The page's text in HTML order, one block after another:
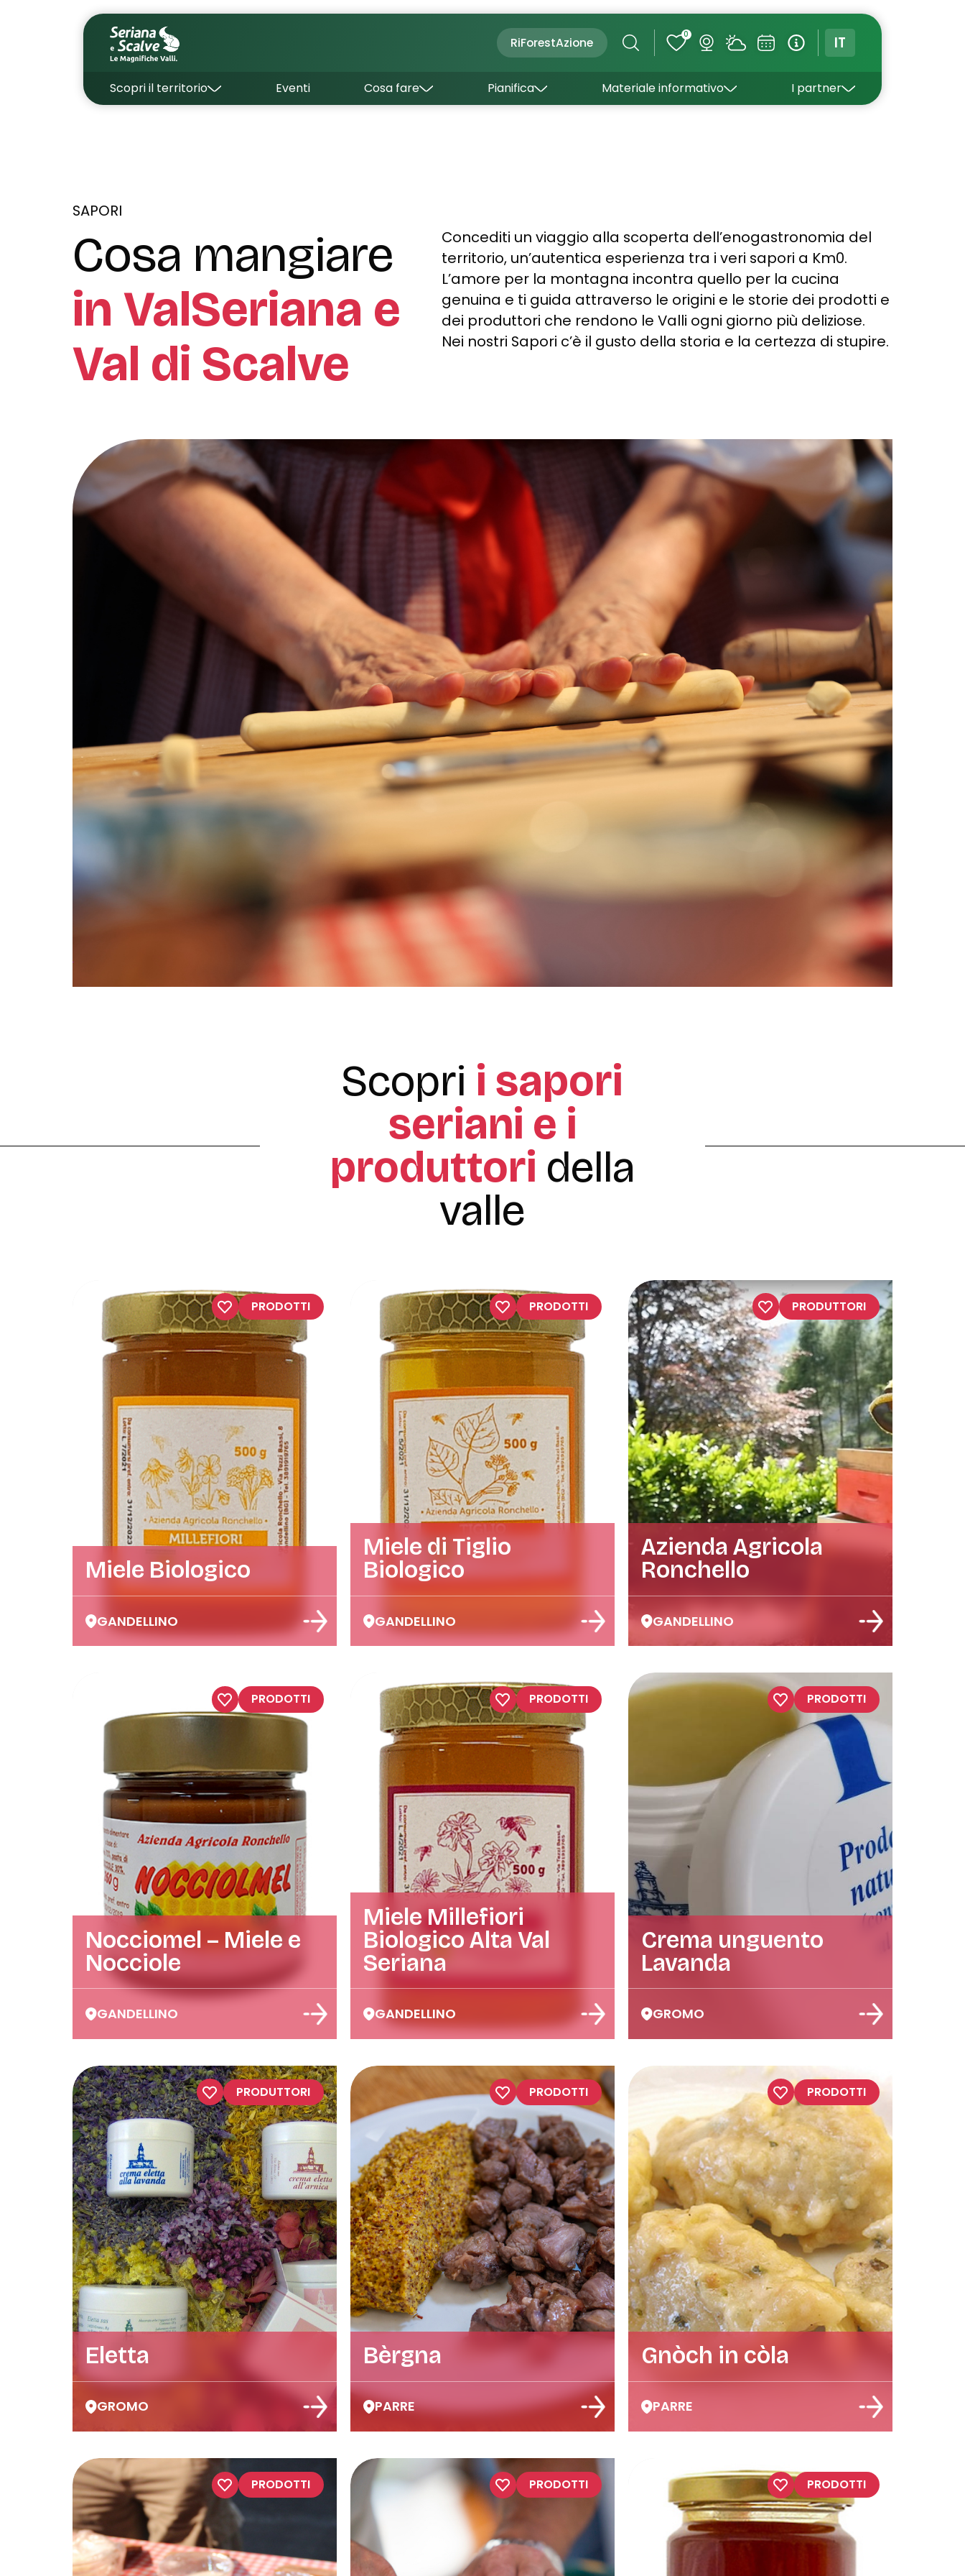
RiForestAzione
0 IT
Scopri il territorio Eventi Cosa fare
Con bambini
Pianifica
Dove dormire
Come arrivare
Come muoversiMateriale informativo
VAL
Guide
I partner
Operatori associati
SAPORI
Cosa mangiare
in ValSeriana e
Val di Scalve
Concediti un viaggio alla scoperta dell’enogastronomia del
territorio, un’autentica esperienza tra i veri sapori a Km0.
L’amore per la montagna incontra quello per la cucina
genuina e ti guida attraverso le origini e le storie dei prodotti e
dei produttori che rendono le Valli ogni giorno più deliziose.
Nei nostri Sapori c’è il gusto della storia e la certezza di stupire.
Scopri i sapori
seriani e i
produttori della
valle
PRODOTTI
Miele Biologico
GANDELLINO
PRODOTTI
Miele di Tiglio
Biologico
GANDELLINO
PRODUTTORI
Azienda Agricola
Ronchello
GANDELLINO
PRODOTTI
Nocciomel – Miele e
Nocciole
GANDELLINO
PRODOTTI
Miele Millefiori
Biologico Alta Val
Seriana
GANDELLINO
PRODOTTI
Crema unguento
Lavanda
GROMO
PRODUTTORI
Eletta
GROMO
PRODOTTI
Bèrgna
PARRE
PRODOTTI
Gnòch in còla
PARRE
PRODOTTI PRODOTTI PRODOTTI